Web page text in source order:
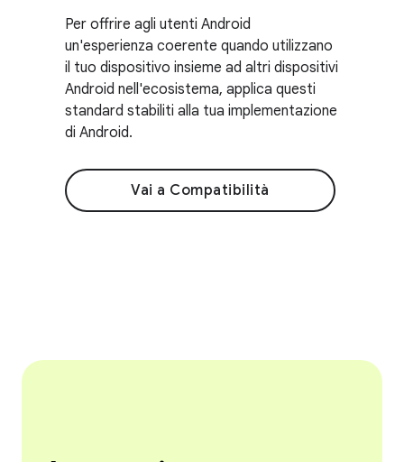
Per offrire agli utenti Android
un'esperienza coerente quando utilizzano
il tuo dispositivo insieme ad altri dispositivi
Android nell'ecosistema, applica questi
standard stabiliti alla tua implementazione
di Android.
Vai a Compatibilità